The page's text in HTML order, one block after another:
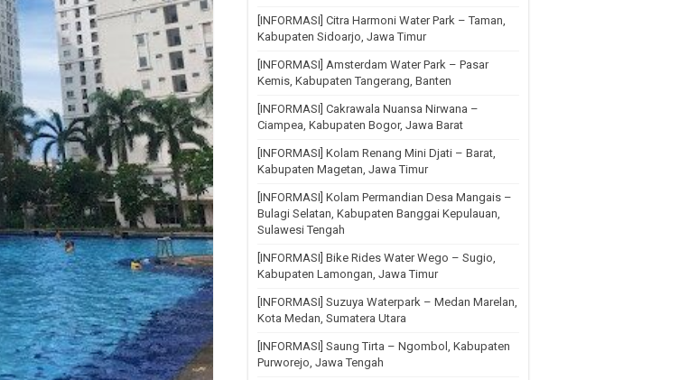
[INFORMASI] Citra Harmoni Water Park – Taman,
Kabupaten Sidoarjo, Jawa Timur
[INFORMASI] Amsterdam Water Park – Pasar
Kemis, Kabupaten Tangerang, Banten
[INFORMASI] Cakrawala Nuansa Nirwana –
Ciampea, Kabupaten Bogor, Jawa Barat
[INFORMASI] Kolam Renang Mini Djati – Barat,
Kabupaten Magetan, Jawa Timur
[INFORMASI] Kolam Permandian Desa Mangais –
Bulagi Selatan, Kabupaten Banggai Kepulauan,
Sulawesi Tengah
[INFORMASI] Bike Rides Water Wego – Sugio,
Kabupaten Lamongan, Jawa Timur
[INFORMASI] Suzuya Waterpark – Medan Marelan,
Kota Medan, Sumatera Utara
[INFORMASI] Saung Tirta – Ngombol, Kabupaten
Purworejo, Jawa Tengah